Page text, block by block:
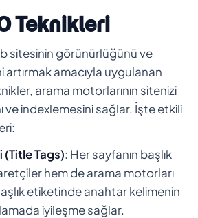
Teknikleri
sitesinin görünürlüğünü ve
artırmak amacıyla uygulanan
arama motorlarının sitenizi
ve indexlemesini sağlar. İşte etkili
(Title Tags): Her sayfanın başlık
hem de arama motorları
etiketinde anahtar kelimenin
iyileşme sağlar.